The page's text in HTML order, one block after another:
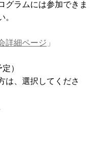
グラムには参加できま
。
詳細ページ 」
）
は、選択してくださ